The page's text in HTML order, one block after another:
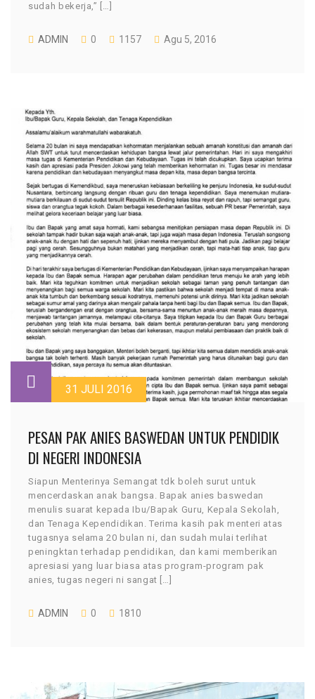
sudah bekerja,” […]
ADMIN 0 1157 Agu 5, 2016
31 JULI 2016
PESAN PAK ANIES BASWEDAN UNTUK PENDIDIK
DI NEGERI INDONESIA
Siapun Menterinya Semangat tdk boleh surut untuk
mencerdaskan anak bangsa. Bapak anies baswedan
menulis suarat kepada Ibu/Bapak Guru, Kepala Sekolah,
dan Tenaga Kependidikan. Terima kasih pak menteri atas
tugasnya selama 20 bulan ni, dan sudah mulai terlihat
peningktan terhadap pendidikan, dan kami memberikan
apresiasi yang luar biasa atas program-program pak
anies, tugas negeri ni sangat […]
ADMIN 0 1810